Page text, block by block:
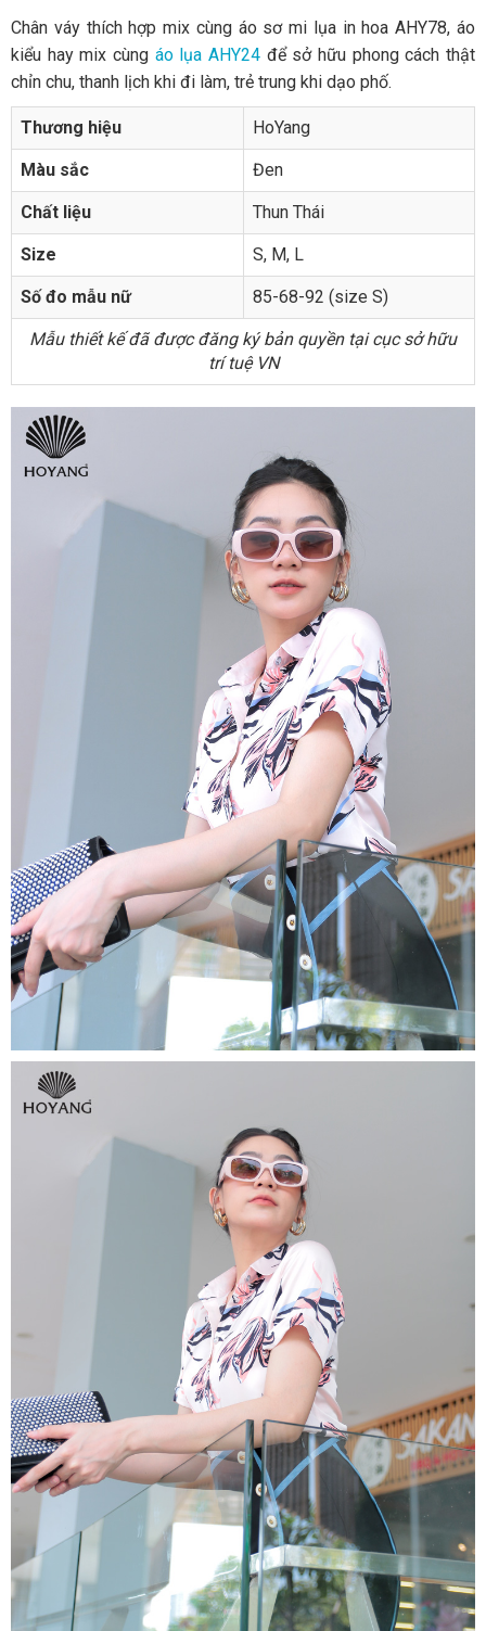
Chân váy thích hợp mix cùng áo sơ mi lụa in hoa AHY78, áo
kiểu hay mix cùng áo lụa AHY24 để sở hữu phong cách thật
chỉn chu, thanh lịch khi đi làm, trẻ trung khi dạo phố.
Thương hiệu HoYang
Màu sắc Đen
Chất liệu Thun Thái
Size S, M, L
Số đo mẫu nữ 85-68-92 (size S)
Mẫu thiết kế đã được đăng ký bản quyền tại cục sở hữu
trí tuệ VN